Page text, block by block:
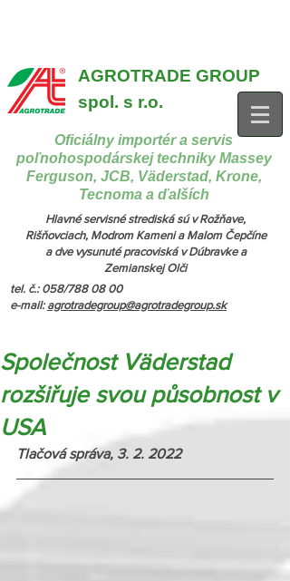
AGROTRADE GROUP
spol. s r.o.
Oficiálny importér a servis
poľnohospodárskej techniky Massey
Ferguson, JCB, Väderstad, Krone,
Tecnoma a ďalších
Hlavné servisné strediská sú v Rožňave,
Rišňovciach, Modrom Kameni a Malom Čepčíne
a dve vysunuté pracoviská v Dúbravke a
Zemianskej Olči
tel. č.: 058/788 08 00
e-mail: agrotradegroup@agrotradegroup.sk
Společnost Väderstad
rozšiřuje svou působnost v
USA
Tlačová správa, 3. 2. 2022